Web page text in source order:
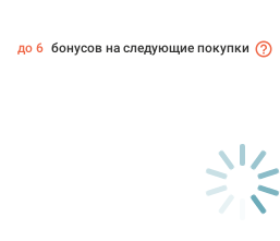
до 6 бонусов на следующие покупки